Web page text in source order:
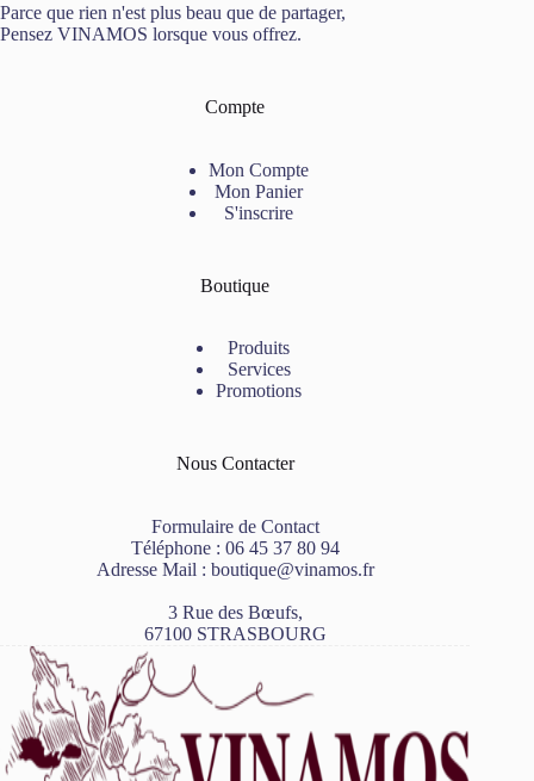
Parce que rien n'est plus beau que de partager,
Pensez VINAMOS lorsque vous offrez.
Compte
Mon Compte
Mon Panier
S'inscrire
Boutique
Produits
Services
Promotions
Nous Contacter
Formulaire de Contact
Téléphone : 06 45 37 80 94
Adresse Mail : boutique@vinamos.fr
3 Rue des Bœufs,
67100 STRASBOURG